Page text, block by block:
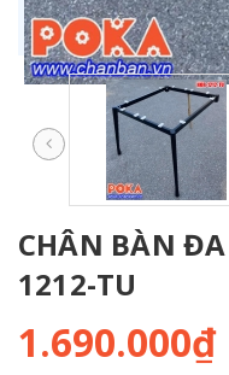
CHÂN BÀN ĐA
1212-TU
1.690.000₫